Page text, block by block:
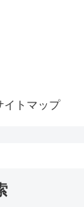
イトマップ